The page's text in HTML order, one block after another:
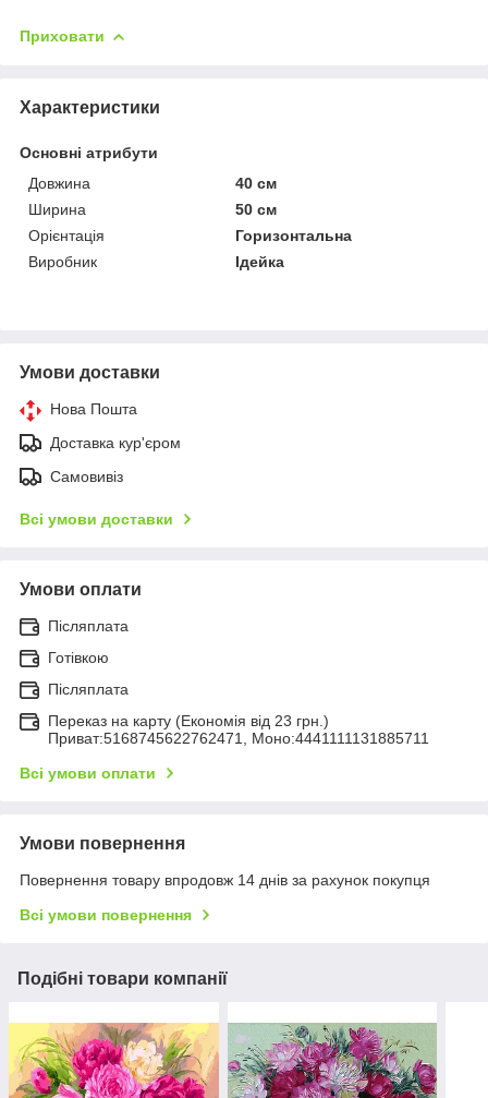
Приховати
Характеристики
Основні атрибути
Довжина
40 см
Ширина
50 см
Орієнтація
Горизонтальна
Виробник
Ідейка
Умови доставки
Нова Пошта
Доставка кур'єром
Самовивіз
Всі умови доставки
Умови оплати
Післяплата
Готівкою
Післяплата
Переказ на карту (Економія від 23 грн.)
Приват:5168745622762471, Моно:4441111131885711
Всі умови оплати
Умови повернення
Повернення товару впродовж 14 днів за рахунок покупця
Всі умови повернення
Подібні товари компанії